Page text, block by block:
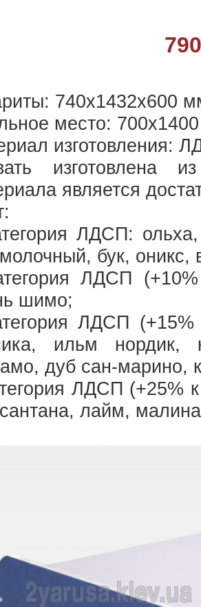
740х1432х600
место:
изготовления:
изготовлена
является
ЛДСП:
бук, оникс,
ЛДСП
шимо;
ЛДСП (+15%
ильм нордик,
дуб сан-марино,
ЛДСП (+25%
лайм,